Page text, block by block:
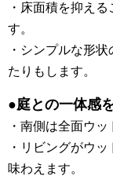
・床面積を抑え
す。
・シンプルな形
たりもします。
●庭との一体感
・南側は全面ウッ
・リビングがウ
味わえます。